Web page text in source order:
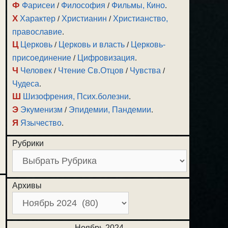
Ф Фарисеи / Философия / Фильмы, Кино.
Х Характер / Христианин / Христианство,
православие.
Ц Церковь / Церковь и власть / Церковь-
присоединение / Цифровизация.
Ч Человек / Чтение Св.Отцов / Чувства /
Чудеса.
Ш Шизофрения, Псих.болезни.
Э Экуменизм / Эпидемии, Пандемии.
Я Язычество.
Рубрики
Архивы